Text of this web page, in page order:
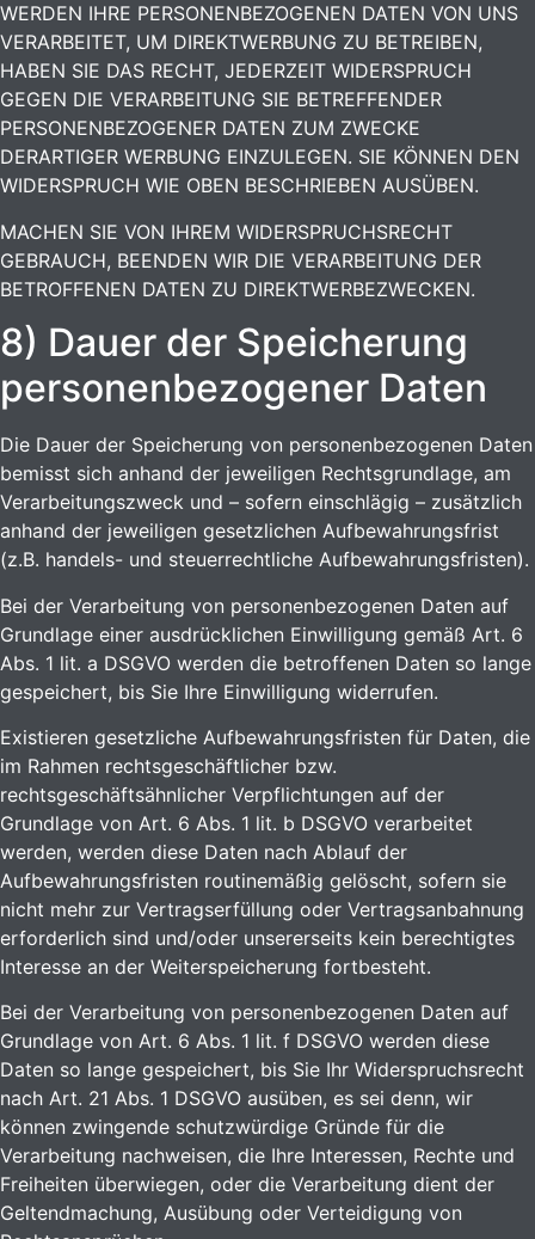
WERDEN IHRE PERSONENBEZOGENEN DATEN VON UNS
VERARBEITET, UM DIREKTWERBUNG ZU BETREIBEN,
HABEN SIE DAS RECHT, JEDERZEIT WIDERSPRUCH
GEGEN DIE VERARBEITUNG SIE BETREFFENDER
PERSONENBEZOGENER DATEN ZUM ZWECKE
DERARTIGER WERBUNG EINZULEGEN. SIE KÖNNEN DEN
WIDERSPRUCH WIE OBEN BESCHRIEBEN AUSÜBEN.
MACHEN SIE VON IHREM WIDERSPRUCHSRECHT
GEBRAUCH, BEENDEN WIR DIE VERARBEITUNG DER
BETROFFENEN DATEN ZU DIREKTWERBEZWECKEN.
8) Dauer der Speicherung
personenbezogener Daten
Die Dauer der Speicherung von personenbezogenen Daten
bemisst sich anhand der jeweiligen Rechtsgrundlage, am
Verarbeitungszweck und – sofern einschlägig – zusätzlich
anhand der jeweiligen gesetzlichen Aufbewahrungsfrist
(z.B. handels- und steuerrechtliche Aufbewahrungsfristen).
Bei der Verarbeitung von personenbezogenen Daten auf
Grundlage einer ausdrücklichen Einwilligung gemäß Art. 6
Abs. 1 lit. a DSGVO werden die betroffenen Daten so lange
gespeichert, bis Sie Ihre Einwilligung widerrufen.
Existieren gesetzliche Aufbewahrungsfristen für Daten, die
im Rahmen rechtsgeschäftlicher bzw.
rechtsgeschäftsähnlicher Verpflichtungen auf der
Grundlage von Art. 6 Abs. 1 lit. b DSGVO verarbeitet
werden, werden diese Daten nach Ablauf der
Aufbewahrungsfristen routinemäßig gelöscht, sofern sie
nicht mehr zur Vertragserfüllung oder Vertragsanbahnung
erforderlich sind und/oder unsererseits kein berechtigtes
Interesse an der Weiterspeicherung fortbesteht.
Bei der Verarbeitung von personenbezogenen Daten auf
Grundlage von Art. 6 Abs. 1 lit. f DSGVO werden diese
Daten so lange gespeichert, bis Sie Ihr Widerspruchsrecht
nach Art. 21 Abs. 1 DSGVO ausüben, es sei denn, wir
können zwingende schutzwürdige Gründe für die
Verarbeitung nachweisen, die Ihre Interessen, Rechte und
Freiheiten überwiegen, oder die Verarbeitung dient der
Geltendmachung, Ausübung oder Verteidigung von